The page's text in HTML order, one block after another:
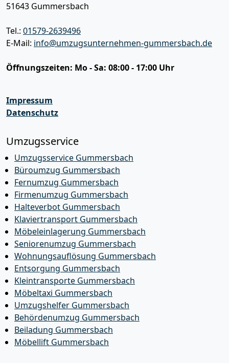
51643 Gummersbach
Tel.: 01579-2639496
E-Mail: info@umzugsunternehmen-gummersbach.de
Öffnungszeiten: Mo - Sa: 08:00 - 17:00 Uhr
Impressum
Datenschutz
Umzugsservice
Umzugsservice Gummersbach
Büroumzug Gummersbach
Fernumzug Gummersbach
Firmenumzug Gummersbach
Halteverbot Gummersbach
Klaviertransport Gummersbach
Möbeleinlagerung Gummersbach
Seniorenumzug Gummersbach
Wohnungsauflösung Gummersbach
Entsorgung Gummersbach
Kleintransporte Gummersbach
Möbeltaxi Gummersbach
Umzugshelfer Gummersbach
Behördenumzug Gummersbach
Beiladung Gummersbach
Möbellift Gummersbach